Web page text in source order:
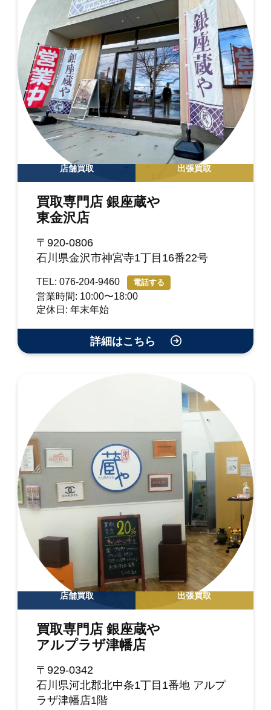
店舗買取 出張買取
買取専門店 銀座蔵や
東金沢店
〒920-0806
石川県金沢市神宮寺1丁目16番22号
TEL: 076-204-9460 電話する
営業時間: 10:00〜18:00
定休日: 年末年始
詳細はこちら
店舗買取 出張買取
買取専門店 銀座蔵や
アルプラザ津幡店
〒929-0342
石川県河北郡北中条1丁目1番地 アルプ
ラザ津幡店1階